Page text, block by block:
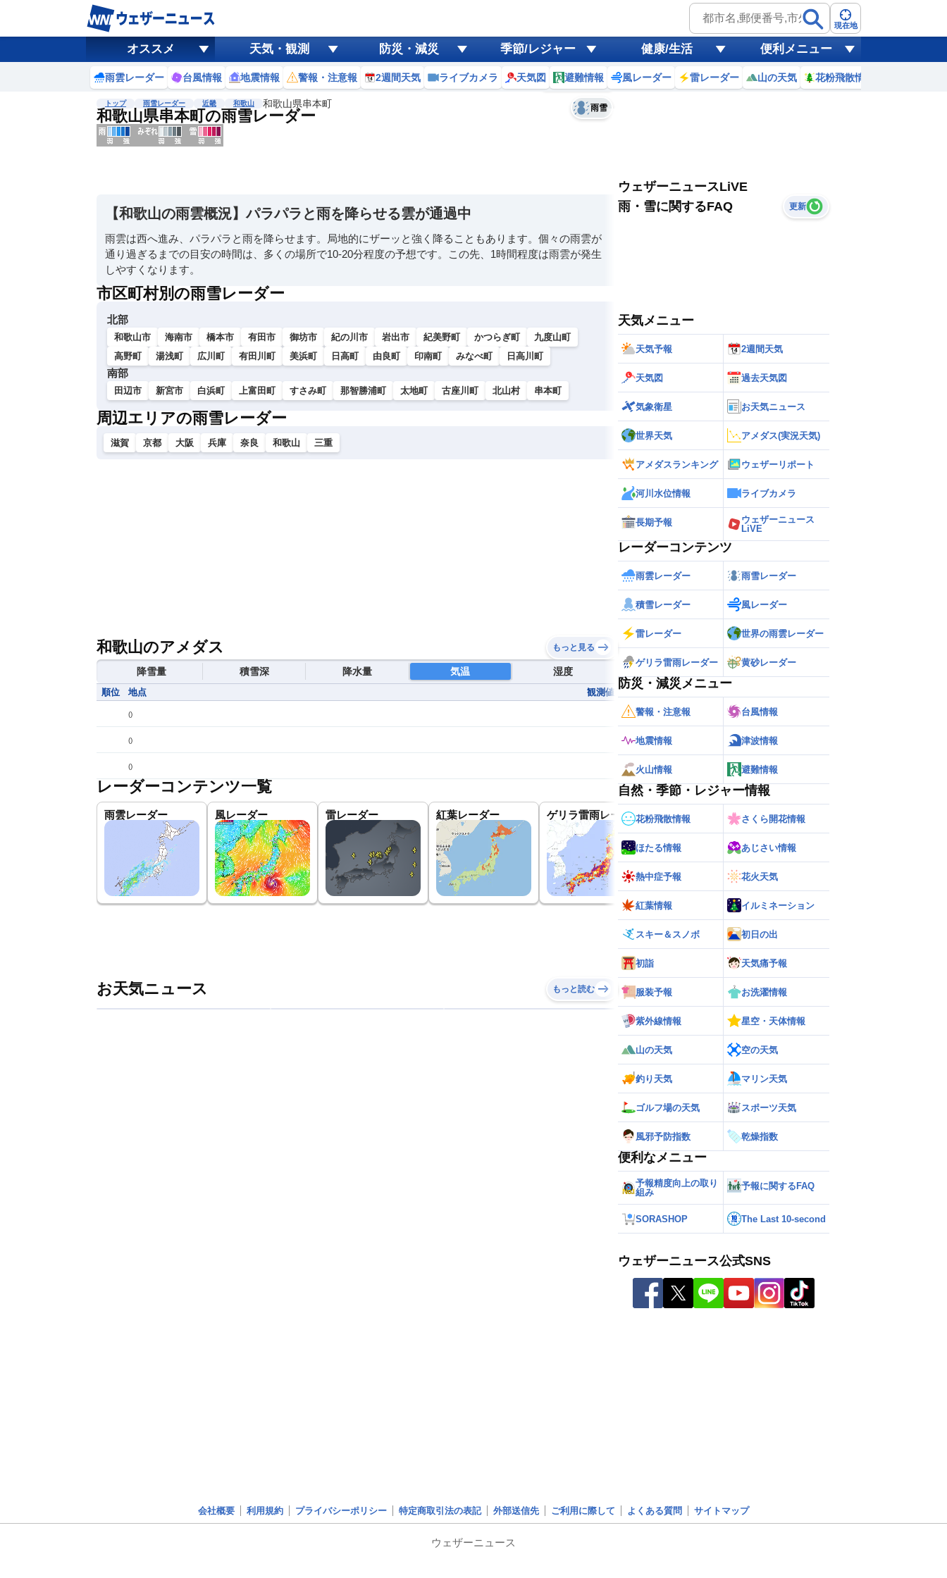
現在地
オススメ 天気・観測 防災・減災 季節/レジャー 健康/生活 便利メニュー
雨雲レーダー 台風情報 地震情報 警報・注意報 2週間天気 ライブカメラ 天気図 避難情報 風レーダー 雷レーダー 山の天気 花粉飛散情報
トップ 雨雪レーダー 近畿 和歌山 和歌山県串本町
和歌山県串本町の雨雪レーダー 雨雪
予報士コメント
黄砂
天気 台風
【和歌山の雨雲概況】パラパラと雨を降らせる雲が通過中
雨雲は西へ進み、パラパラと雨を降らせます。局地的にザーッと強く降ることもあります。個々の雨雲が
通り過ぎるまでの目安の時間は、多くの場所で10-20分程度の予想です。この先、1時間程度は雨雲が発生
しやすくなります。
市区町村別の雨雪レーダー
北部
和歌山市 海南市 橋本市 有田市 御坊市 紀の川市 岩出市 紀美野町 かつらぎ町
九度山町
高野町
湯浅町 広川町 有田川町 美浜町 日高町 由良町 印南町 みなべ町 日高川町
南部
田辺市 新宮市 白浜町 上富田町 すさみ町 那智勝浦町 太地町 古座川町 北山村 串本町
周辺エリアの雨雪レーダー
滋賀 京都 大阪 兵庫 奈良 和歌山 三重
和歌山のアメダス もっと見る
降雪量 積雪深 降水量 気温 湿度
順位 地点 観測値
()
()
()
レーダーコンテンツ一覧
雨雲レーダー 風レーダー 雷レーダー 紅葉レーダー ゲリラ雷雨レーダー 世界の雨雲レーダー
お天気ニュース もっと読む
ウェザーニュースLiVE
雨・雪に関するFAQ
更新
天気メニュー
天気予報 2週間天気
天気図 過去天気図
気象衛星 お天気ニュース
世界天気 アメダス(実況天気)
アメダスランキング ウェザーリポート
河川水位情報 ライブカメラ
長期予報
ウェザーニュース
LiVE
レーダーコンテンツ
雨雲レーダー 雨雪レーダー
積雪レーダー 風レーダー
雷レーダー 世界の雨雲レーダー
ゲリラ雷雨レーダー 黄砂レーダー
防災・減災メニュー
警報・注意報 台風情報
地震情報 津波情報
火山情報 避難情報
自然・季節・レジャー情報
花粉飛散情報 さくら開花情報
ほたる情報 あじさい情報
熱中症予報 花火天気
紅葉情報 イルミネーション
スキー＆スノボ 初日の出
初詣 天気痛予報
服装予報 お洗濯情報
紫外線情報 星空・天体情報
山の天気 空の天気
釣り天気 マリン天気
ゴルフ場の天気 スポーツ天気
風邪予防指数 乾燥指数
便利なメニュー
予報精度向上の取り
組み
予報に関するFAQ
SORASHOP The Last 10-second
ウェザーニュース公式SNS
会社概要 利用規約 プライバシーポリシー 特定商取引法の表記 外部送信先 ご利用に際して よくある質問 サイトマップ
ウェザーニュース